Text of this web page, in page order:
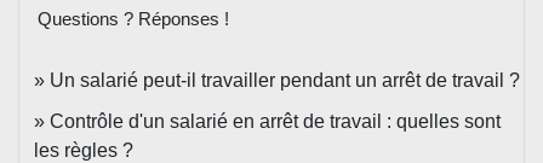
Questions ? Réponses !
Un salarié peut-il travailler pendant un arrêt de travail ?
Contrôle d'un salarié en arrêt de travail : quelles sont
les règles ?